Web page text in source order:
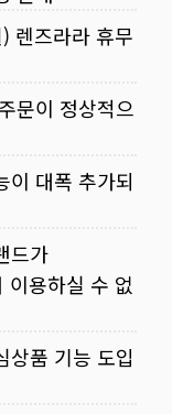
렌즈라라 휴무
문이 정상적으
이 대폭 추가되
드가
이용하실 수 없
상품 기능 도입